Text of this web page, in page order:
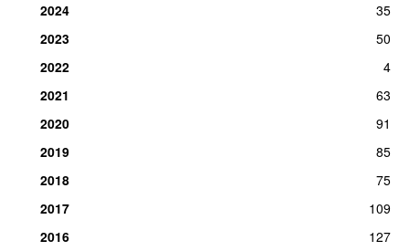
2024
35
2023
50
2022
4
2021
63
2020
91
2019
85
2018
75
2017
109
2016
127